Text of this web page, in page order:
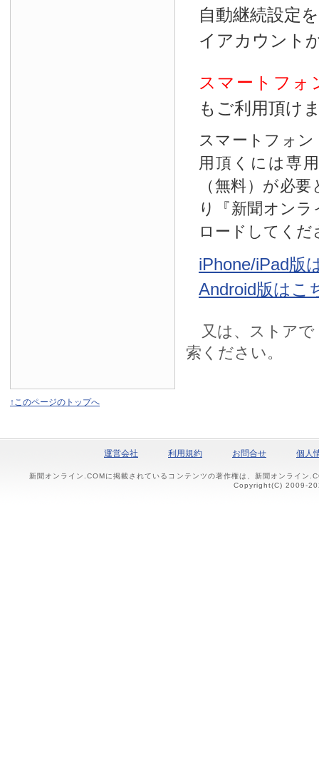
自動継続設定
イアカウント
スマートフォ
もご利用頂け
スマートフォ
用頂くには専
（無料）が必
り『新聞オン
ロードしてくだ
iPhone/iPad版
Android版はこ
又は、ストアで
索ください。
↑このページのトップへ
運営会社 利用規約 お問合せ 個人
新聞オンライン.COMに掲載されているコンテンツの著作権は、新聞オンライン
Copyright(C) 2009-